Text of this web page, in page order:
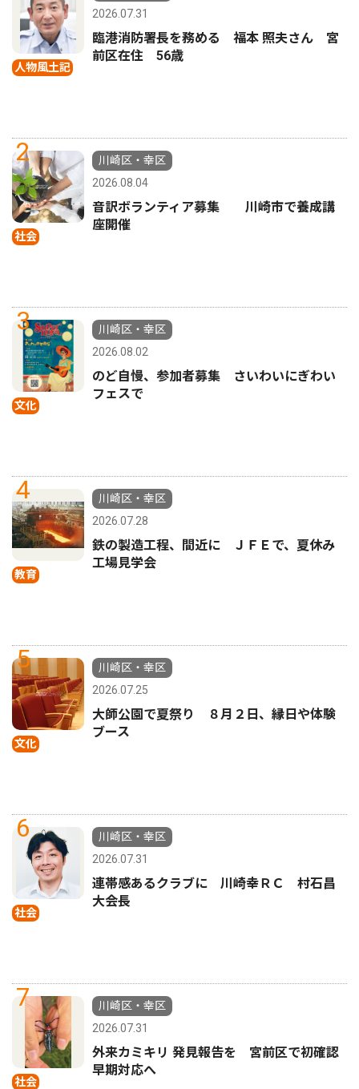
人物風土記
2026.07.31
臨港消防署長を務める 福本 照夫さん 宮
前区在住 56歳
2
社会
川崎区・幸区
2026.08.04
音訳ボランティア募集 川崎市で養成講
座開催
3
文化
川崎区・幸区
2026.08.02
のど自慢、参加者募集 さいわいにぎわい
フェスで
4
教育
川崎区・幸区
2026.07.28
鉄の製造工程、間近に ＪＦＥで、夏休み
工場見学会
5
文化
川崎区・幸区
2026.07.25
大師公園で夏祭り ８月２日、縁日や体験
ブース
6
社会
川崎区・幸区
2026.07.31
連帯感あるクラブに 川崎幸ＲＣ 村石昌
大会長
7
社会
川崎区・幸区
2026.07.31
外来カミキリ 発見報告を 宮前区で初確認
早期対応へ